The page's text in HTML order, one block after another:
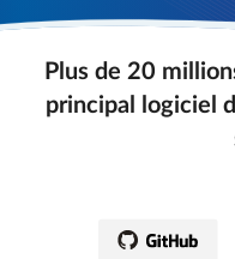
Plus de 20
principal logiciel